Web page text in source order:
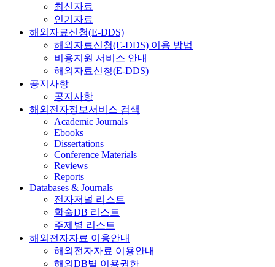
최신자료
인기자료
해외자료신청(E-DDS)
해외자료신청(E-DDS) 이용 방법
비용지원 서비스 안내
해외자료신청(E-DDS)
공지사항
공지사항
해외전자정보서비스 검색
Academic Journals
Ebooks
Dissertations
Conference Materials
Reviews
Reports
Databases & Journals
전자저널 리스트
학술DB 리스트
주제별 리스트
해외전자자료 이용안내
해외전자자료 이용안내
해외DB별 이용권한